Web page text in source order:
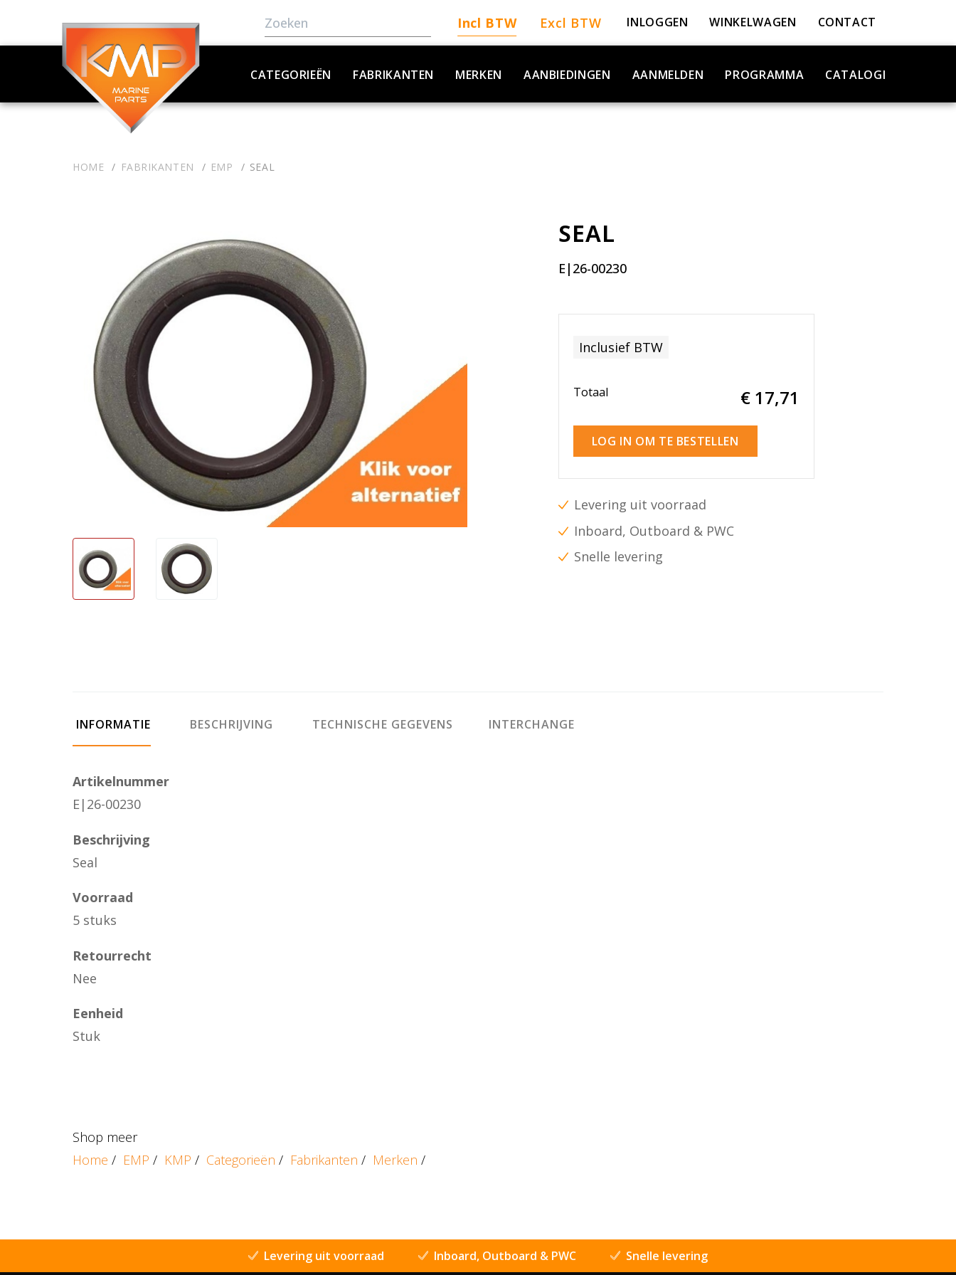
Incl BTW Excl BTW INLOGGEN WINKELWAGEN CONTACT
CATEGORIEËN FABRIKANTEN MERKEN AANBIEDINGEN AANMELDEN PROGRAMMA CATALOGI
HOME FABRIKANTEN EMP SEAL
SEAL
E|26-00230
Inclusief BTW
Totaal € 17,71
LOG IN OM TE BESTELLEN
Levering uit voorraad
Inboard, Outboard & PWC
Snelle levering
INFORMATIE BESCHRIJVING TECHNISCHE GEGEVENS INTERCHANGE
Artikelnummer
E|26-00230
Beschrijving
Seal
Voorraad
5 stuks
Retourrecht
Nee
Eenheid
Stuk
Shop meer
Home / EMP / KMP / Categorieën / Fabrikanten / Merken /
Levering uit voorraad Inboard, Outboard & PWC Snelle levering